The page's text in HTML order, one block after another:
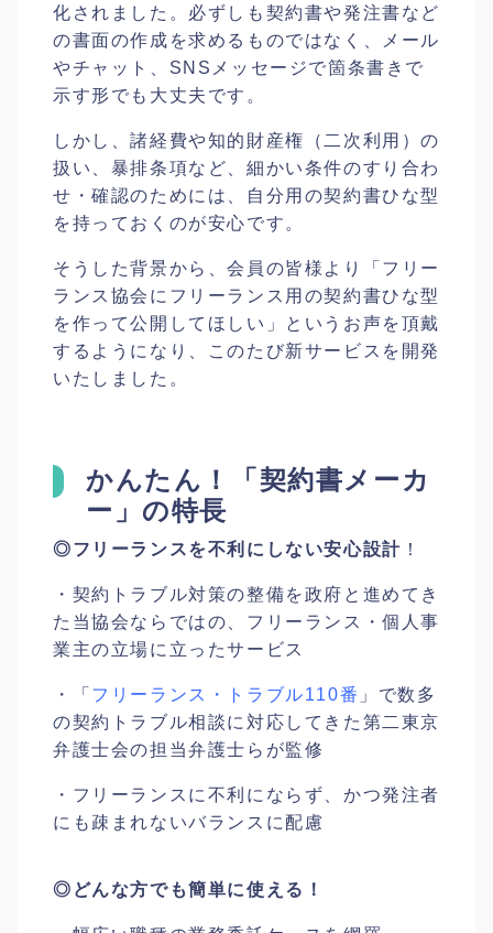
化されました。必ずしも契約書や発注書など
の書面の作成を求めるものではなく、メール
やチャット、SNSメッセージで箇条書きで
示す形でも大丈夫です。
しかし、諸経費や知的財産権（二次利用）の
扱い、暴排条項など、細かい条件のすり合わ
せ・確認のためには、自分用の契約書ひな型
を持っておくのが安心です。
そうした背景から、会員の皆様より「フリー
ランス協会にフリーランス用の契約書ひな型
を作って公開してほしい」というお声を頂戴
するようになり、このたび新サービスを開発
いたしました。
かんたん！「契約書メーカ
ー」の特長
◎フリーランスを不利にしない安心設計 ！
・契約トラブル対策の整備を政府と進めてき
た当協会ならではの、フリーランス・個人事
業主の立場に立ったサービス
・「 フリーランス・トラブル110番 」で数多
の契約トラブル相談に対応してきた第二東京
弁護士会の担当弁護士らが監修
・フリーランスに不利にならず、かつ発注者
にも疎まれないバランスに配慮
◎どんな方でも簡単に使える！